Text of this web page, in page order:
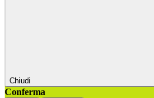
Chiudi
Conferma